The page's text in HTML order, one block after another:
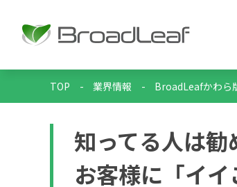
TOP - 業界情報 - BroadLeafかわら
知ってる人は
お客様に「イ